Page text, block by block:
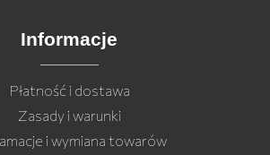
Informacje
Płatność i dostawa
Zasady i warunki
i wymiana towarów